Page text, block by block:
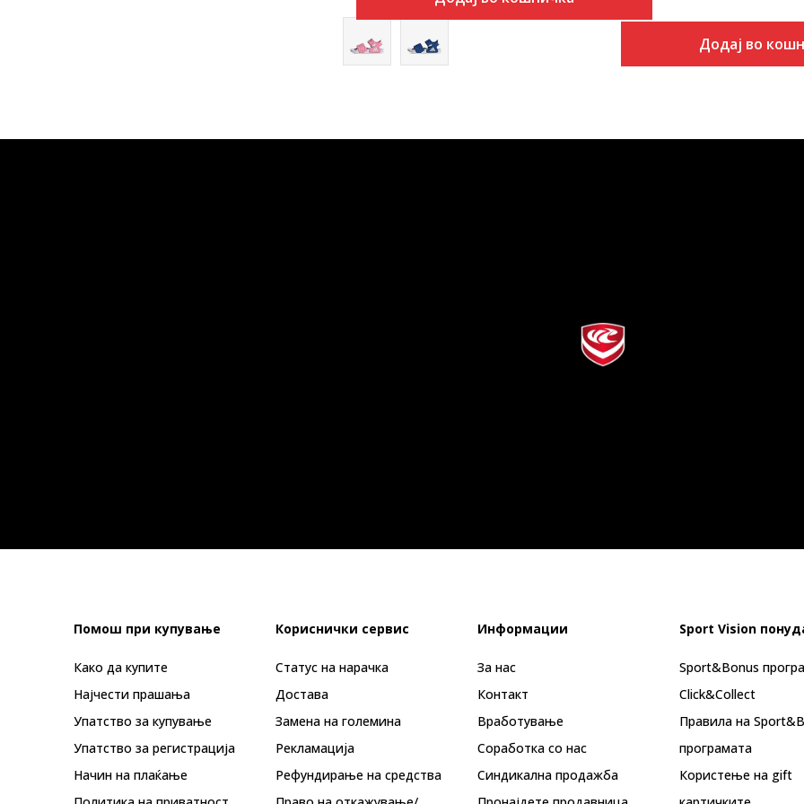
Додај во
Помош при купување
Како да купите
Најчести прашања
Упатство за купување
Упатство за регистрација
Начин на плаќање
Кориснички сервис
Статус на нарачка
Достава
Замена на големина
Рекламациja
Рефундирање на средства
Информации
За нас
Контакт
Вработување
Соработка со нас
Синдикална продажба
Sport Vision
Sport&Bonus
Click&Collect
Правила на
програмата
Користење на gift